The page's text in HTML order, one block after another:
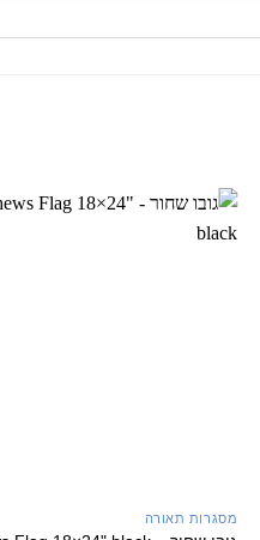
מסגרות תאורה